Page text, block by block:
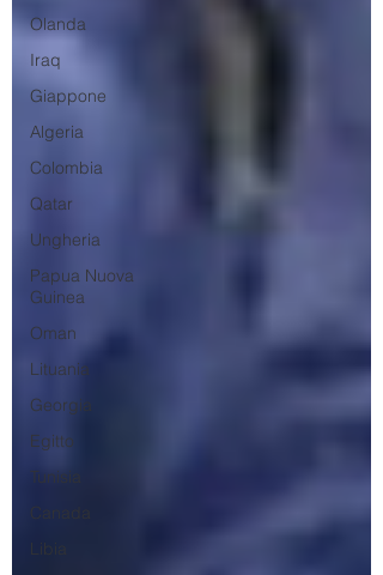
Olanda
Iraq
Giappone
Algeria
Colombia
Qatar
Ungheria
Papua Nuova
Guinea
Oman
Lituania
Georgia
Egitto
Tunisia
Canada